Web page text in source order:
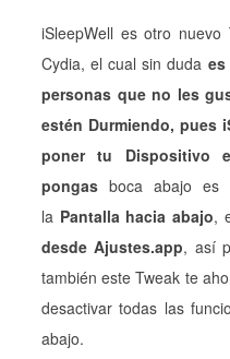
iSleepWell es otro
Cydia, el cual sin duda
personas que no les
estén Durmiendo, pues
poner tu Dispositivo
pongas boca abajo es
la Pantalla hacia abajo,
desde Ajustes.app, así
también este Tweak te
desactivar todas las
abajo.